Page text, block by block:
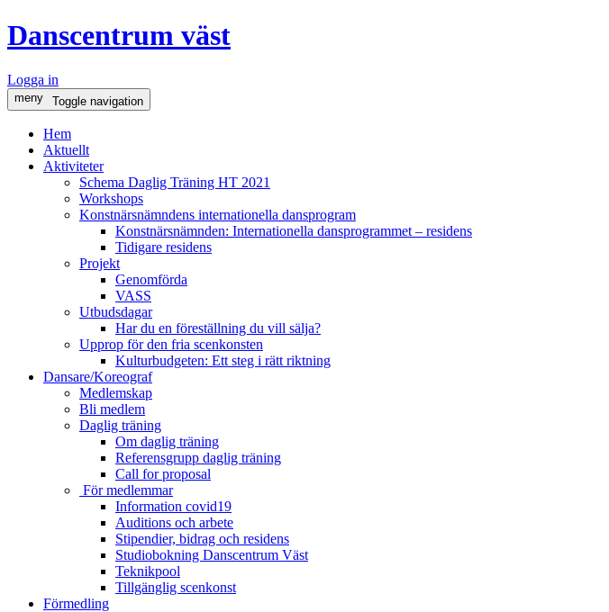
Danscentrum väst
Logga in
meny Toggle navigation
Hem
Aktuellt
Aktiviteter
Schema Daglig Träning HT 2021
Workshops
Konstnärsnämndens internationella dansprogram
Konstnärsnämnden: Internationella dansprogrammet – residens
Tidigare residens
Projekt
Genomförda
VASS
Utbudsdagar
Har du en föreställning du vill sälja?
Upprop för den fria scenkonsten
Kulturbudgeten: Ett steg i rätt riktning
Dansare/Koreograf
Medlemskap
Bli medlem
Daglig träning
Om daglig träning
Referensgrupp daglig träning
Call for proposal
För medlemmar
Information covid19
Auditions och arbete
Stipendier, bidrag och residens
Studiobokning Danscentrum Väst
Teknikpool
Tillgänglig scenkonst
Förmedling